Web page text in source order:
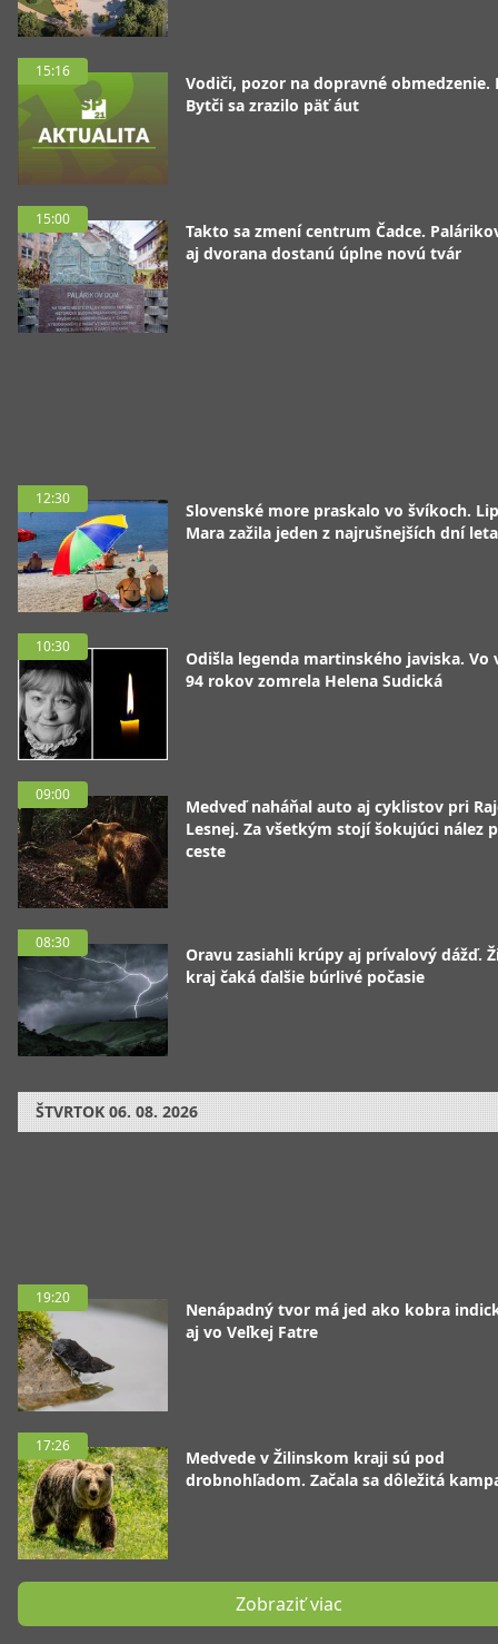
15:16
Vodiči, pozor na dopravné obmedzenie.
Bytči sa zrazilo päť áut
15:00
Takto sa zmení centrum Čadce.
aj dvorana dostanú úplne novú tvár
12:30
Slovenské more praskalo vo švíkoch.
Mara zažila jeden z najrušnejších dní leta
10:30
Odišla legenda martinského javiska. Vo
94 rokov zomrela Helena Sudická
09:00
Medveď naháňal auto aj cyklistov pri
Lesnej. Za všetkým stojí šokujúci nález
ceste
08:30
Oravu zasiahli krúpy aj prívalový dážď.
kraj čaká ďalšie búrlivé počasie
ŠTVRTOK 06. 08. 2026
19:20
Nenápadný tvor má jed ako kobra
aj vo Veľkej Fatre
17:26
Medvede v Žilinskom kraji sú pod
drobnohľadom. Začala sa dôležitá
Zobraziť viac